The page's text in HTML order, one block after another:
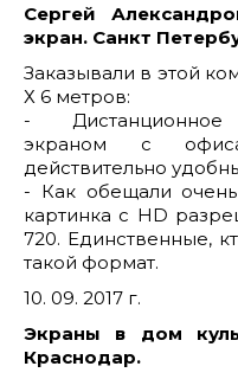
Сергей
экран. Санкт
Заказывали в этой
Х 6 метров:
- Дистанционное
экраном с
действительно
- Как обещали очень
картинка с HD
720. Единственные,
такой формат.
10. 09. 2017 г.
Экраны в дом
Краснодар.